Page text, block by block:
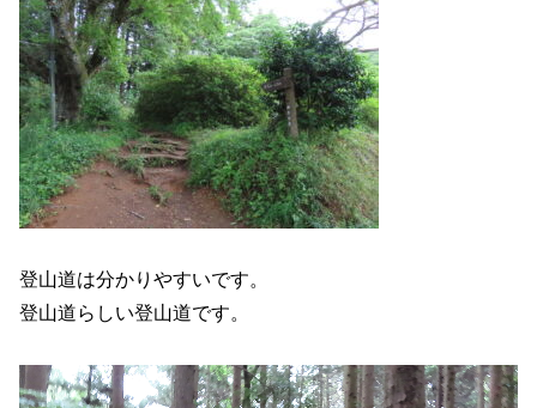
登山道は分かりやすいです。
登山道らしい登山道です。
動